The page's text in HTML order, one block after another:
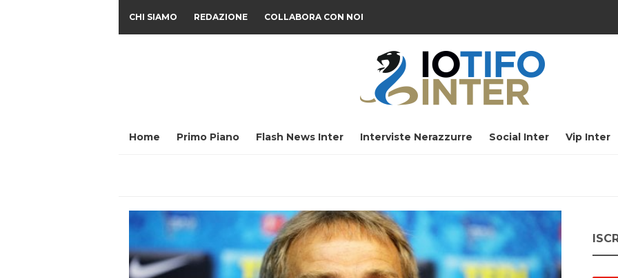
CHI SIAMO REDAZIONE COLLABORA CON NOI
Home Primo Piano Flash News Inter Interviste Nerazzurre Social Inter Vip Inter